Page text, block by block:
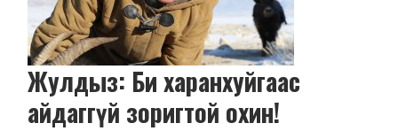
Жулдыз: Би харанхуйгаас
айдаггүй зоригтой охин!